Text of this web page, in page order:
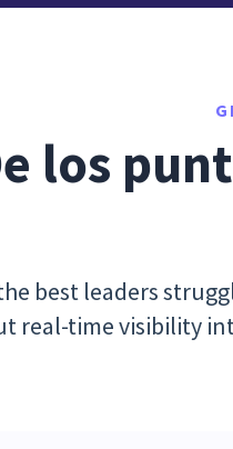
los
best leaders
real-time visibility